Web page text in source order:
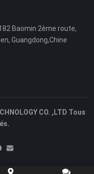
Baomin 2ème route,
Guangdong,Chine
CO. ,LTD Tous